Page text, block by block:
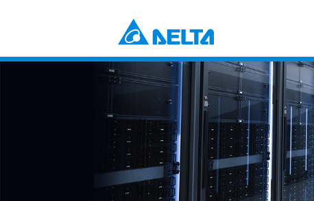
産業自動化ソリューション
ビルオートメーションソリューション
データセンターソリューション
通信エネルギーソリューション
スマートエネルギーソリューション
ディスプレイ・監視ソリューション
EV充電ソリューション
Power Electronics
コンポーネント
電源とシステム
ファンおよび熱対策ソリューション
DCブラシレスファン＆ブロワー
Mobility
EVパワートレインシステム